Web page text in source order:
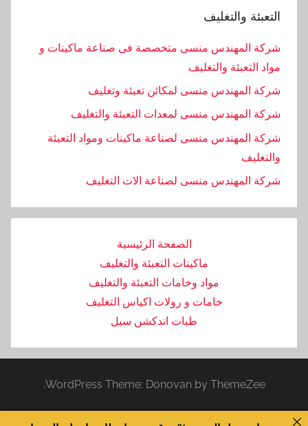
التعبئة والتغليف
شركة المهندس منسى متخصصة فى صناعة ماكينات و
مواد التعبئة والتغليف
شركة المهندس منسى لمكائن تعبئة وتغليف
شركة المهندس منسى لمعدات التعبئة والتغليف
شركة المهندس منسى لصناعة ماكينات ومواد التعبئة
والتغليف
‏شركة المهندس منسى لصناعة الات التغليف
الصفحة الرئيسية
ماكينات التعبئة والتغليف
مواد وخامات التعبئة والتغليف
خامات و رولات اكياس التغليف
طبات اندكشن سيل
WordPress Theme: Donovan by ThemeZee.